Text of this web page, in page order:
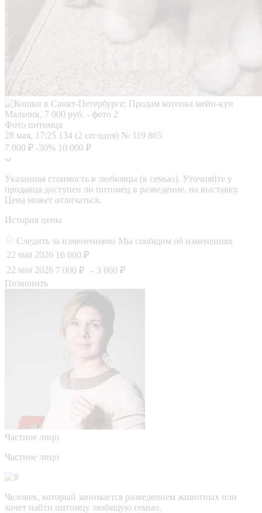
Фото питомца
28 мая, 17:25 134 (2 сегодня) № 119 865
7 000 ₽ -30% 10 000 ₽
Указанная стоимость в любимцы (в семью). Уточняйте у
продавца доступен ли питомец в разведение, на выставку.
Цена может отличаться.
История цены
Следить за изменениями Мы сообщим об изменениях
22 мая 2026 10 000 ₽
22 мая 2026 7 000 ₽
- 3 000 ₽
Позвонить
Частное лицо
Частное лицо
Человек, который занимается разведением животных или
хочет найти питомцу любящую семью.